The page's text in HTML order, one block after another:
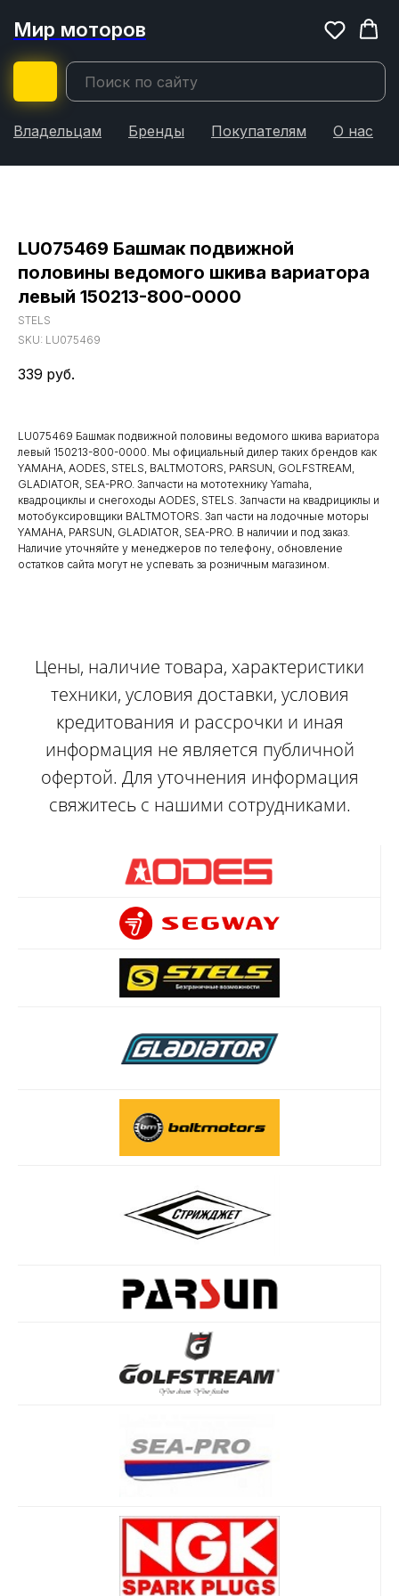
Мир моторов
Владельцам Бренды Покупателям О нас
LU075469 Башмак подвижной
половины ведомого шкива вариатора
левый 150213-800-0000
STELS
SKU: LU075469
339 руб.
LU075469 Башмак подвижной половины ведомого шкива вариатора
левый 150213-800-0000. Мы официальный дилер таких брендов как
YAMAHA, AODES, STELS, BALTMOTORS, PARSUN, GOLFSTREAM,
GLADIATOR, SEA-PRO. Запчасти на мототехнику Yamaha,
квадроциклы и снегоходы AODES, STELS. Запчасти на квадрициклы и
мотобуксировщики BALTMOTORS. Зап части на лодочные моторы
YAMAHA, PARSUN, GLADIATOR, SEA-PRO. В наличии и под заказ.
Наличие уточняйте у менеджеров по телефону, обновление
остатков сайта могут не успевать за розничным магазином.
Цены, наличие товара, характеристики
техники, условия доставки, условия
кредитования и рассрочки и иная
информация не является публичной
офертой. Для уточнения информация
свяжитесь с нашими сотрудниками.